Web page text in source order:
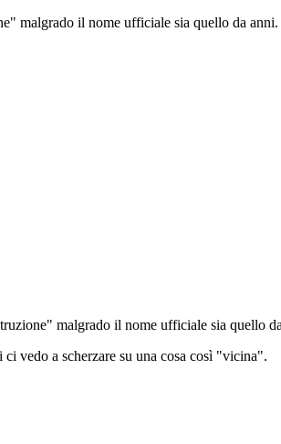
malgrado il nome ufficiale sia quello da anni.
malgrado il nome ufficiale sia quello
ci vedo a scherzare su una cosa così "vicina".